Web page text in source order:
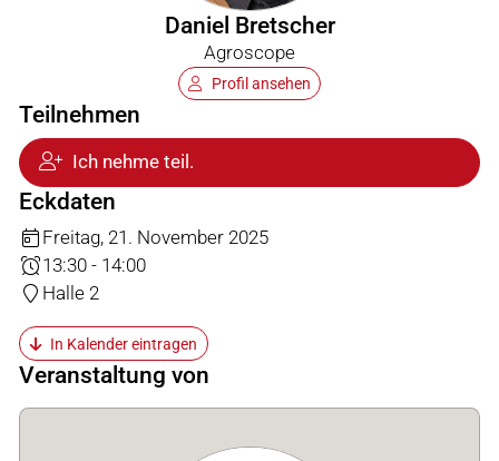
Daniel Bretscher
Agroscope
Profil ansehen
Teilnehmen
Ich nehme teil.
Eckdaten
Freitag, 21. November 2025
13:30 - 14:00
Halle 2
In Kalender eintragen
Veranstaltung von